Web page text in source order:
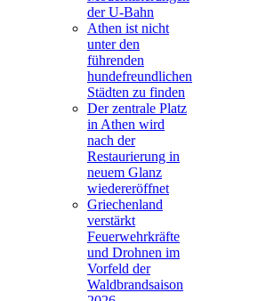
der U-Bahn
Athen ist nicht
unter den
führenden
hundefreundlichen
Städten zu finden
Der zentrale Platz
in Athen wird
nach der
Restaurierung in
neuem Glanz
wiedereröffnet
Griechenland
verstärkt
Feuerwehrkräfte
und Drohnen im
Vorfeld der
Waldbrandsaison